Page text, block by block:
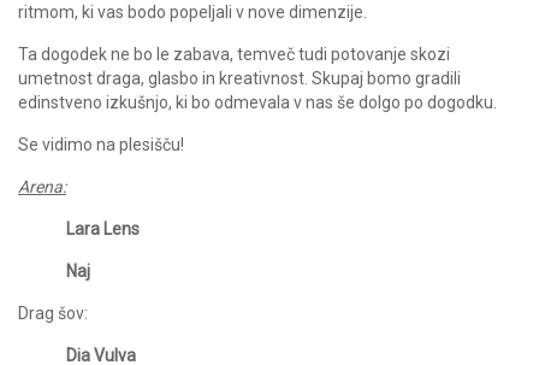
ritmom, ki vas bodo popeljali v nove dimenzije.
Ta dogodek ne bo le zabava, temveč tudi potovanje skozi
umetnost draga, glasbo in kreativnost. Skupaj bomo gradili
edinstveno izkušnjo, ki bo odmevala v nas še dolgo po dogodku.
Se vidimo na plesišču!
Arena:
Lara Lens
Naj
Drag šov:
Dia Vulva